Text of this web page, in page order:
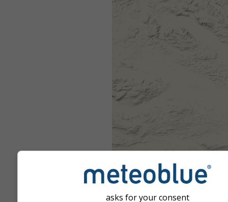
asks for your consent